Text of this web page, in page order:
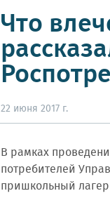
Что
22 июня 2017 г.
В рамках
потребителей
пришкольный